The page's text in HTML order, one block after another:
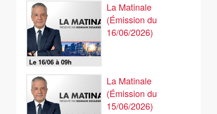
Le 16/06 à 09h
La Matinale
(Émission du
16/06/2026)
La Matinale
(Émission du
15/06/2026)